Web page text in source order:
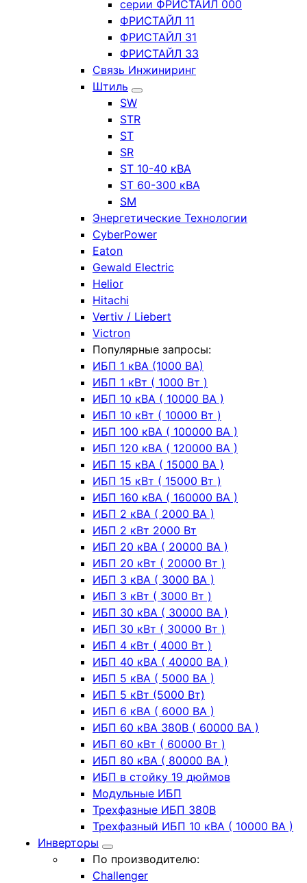
серии ФРИСТАЙЛ 000
ФРИСТАЙЛ 11
ФРИСТАЙЛ 31
ФРИСТАЙЛ 33
Связь Инжиниринг
Штиль
SW
STR
ST
SR
ST 10-40 кВА
ST 60-300 кВА
SM
Энергетические Технологии
CyberPower
Eaton
Gewald Electric
Helior
Hitachi
Vertiv / Liebert
Victron
Популярные запросы:
ИБП 1 кВА (1000 ВА)
ИБП 1 кВт ( 1000 Вт )
ИБП 10 кВА ( 10000 ВА )
ИБП 10 кВт ( 10000 Вт )
ИБП 100 кВА ( 100000 ВА )
ИБП 120 кВА ( 120000 ВА )
ИБП 15 кВА ( 15000 ВА )
ИБП 15 кВт ( 15000 Вт )
ИБП 160 кВА ( 160000 ВА )
ИБП 2 кВА ( 2000 ВА )
ИБП 2 кВт 2000 Вт
ИБП 20 кВА ( 20000 ВА )
ИБП 20 кВт ( 20000 Вт )
ИБП 3 кВА ( 3000 ВА )
ИБП 3 кВт ( 3000 Вт )
ИБП 30 кВА ( 30000 ВА )
ИБП 30 кВт ( 30000 Вт )
ИБП 4 кВт ( 4000 Вт )
ИБП 40 кВА ( 40000 ВА )
ИБП 5 кВА ( 5000 ВА )
ИБП 5 кВт (5000 Вт)
ИБП 6 кВА ( 6000 ВА )
ИБП 60 кВА 380В ( 60000 ВА )
ИБП 60 кВт ( 60000 Вт )
ИБП 80 кВА ( 80000 ВА )
ИБП в стойку 19 дюймов
Модульные ИБП
Трехфазные ИБП 380В
Трехфазный ИБП 10 кВА ( 10000 ВА )
Инверторы
По производителю:
Challenger